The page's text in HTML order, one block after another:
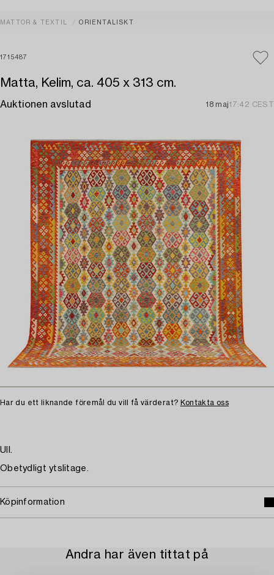
MATTOR & TEXTIL ORIENTALISKT
1715487
Matta, Kelim, ca. 405 x 313 cm.
Auktionen avslutad 18 maj17:42 CEST
Har du ett liknande föremål du vill få värderat? Kontakta oss
Ull.
Obetydligt ytslitage.
Köpinformation
Andra har även tittat på